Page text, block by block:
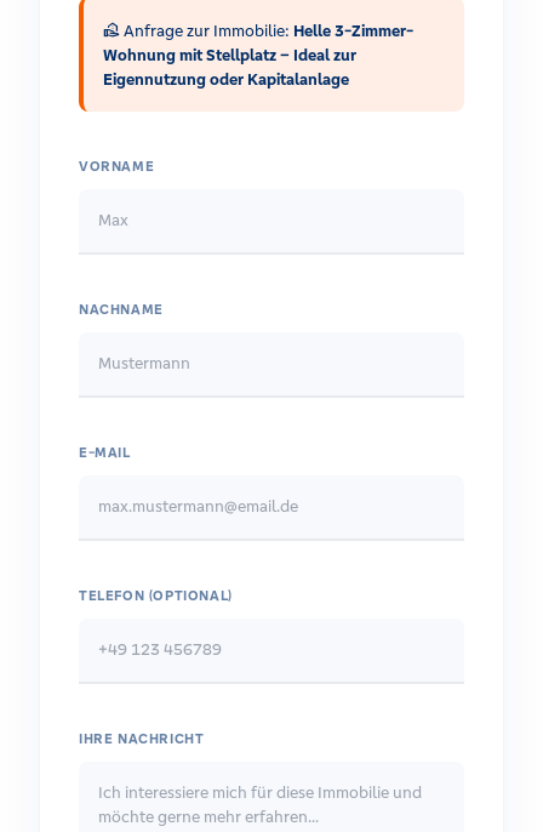
real_estate_agentAnfrage zur Immobilie: Helle 3-Zimmer-
Wohnung mit Stellplatz – Ideal zur
Eigennutzung oder Kapitalanlage
VORNAME
NACHNAME
E-MAIL
TELEFON (OPTIONAL)
IHRE NACHRICHT